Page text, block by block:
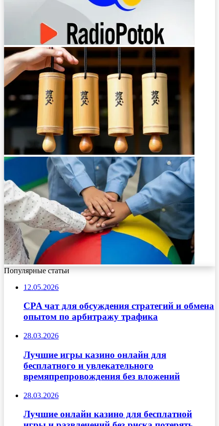
Популярные статьи
12.05.2026
CPA чат для обсуждения стратегий и обмена
опытом по арбитражу трафика
28.03.2026
Лучшие игры казино онлайн для
бесплатного и увлекательного
времяпрепровождения без вложений
28.03.2026
Лучшие онлайн казино для бесплатной